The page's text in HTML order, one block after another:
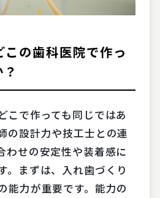
の歯科医院で作っ
こで作っても同じではあ
の設計力や技工士との連
わせの安定性や装着感に
。まずは、入れ歯づくり
能力が重要です。能力の